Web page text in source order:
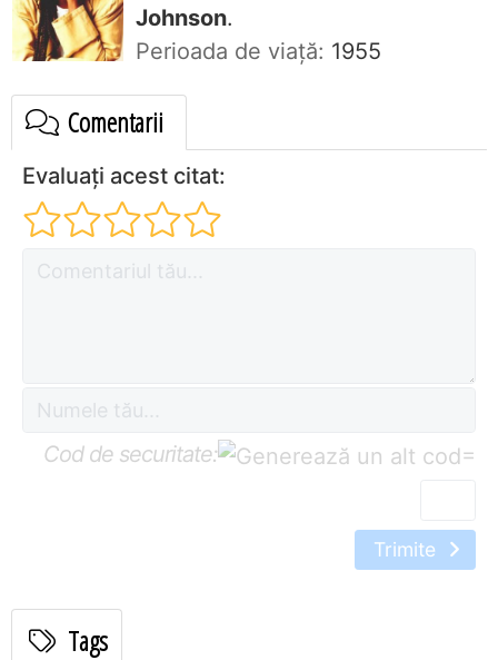
Johnson.
Perioada de viaţă: 1955
Comentarii
Evaluați acest citat:
Cod de securitate: =
Trimite
Tags